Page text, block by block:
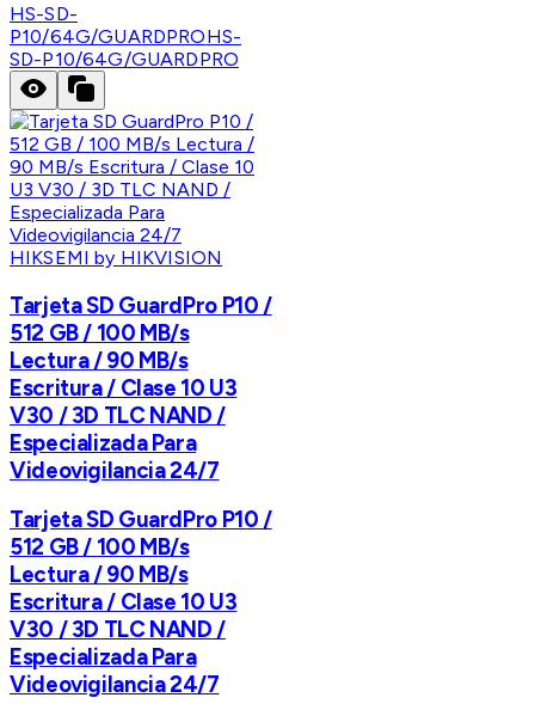
HS-SD-
P10/64G/GUARDPROHS-
SD-P10/64G/GUARDPRO
HIKSEMI by HIKVISION
Tarjeta SD GuardPro P10 /
512 GB / 100 MB/s
Lectura / 90 MB/s
Escritura / Clase 10 U3
V30 / 3D TLC NAND /
Especializada Para
Videovigilancia 24/7
Tarjeta SD GuardPro P10 /
512 GB / 100 MB/s
Lectura / 90 MB/s
Escritura / Clase 10 U3
V30 / 3D TLC NAND /
Especializada Para
Videovigilancia 24/7